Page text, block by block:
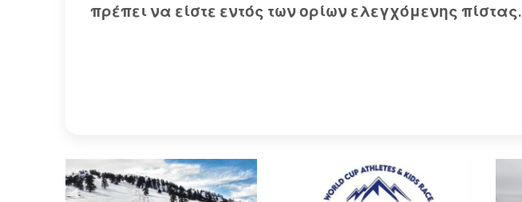
πρέπει να είστε εντός των ορίων ελεγχόμενης πίστας.